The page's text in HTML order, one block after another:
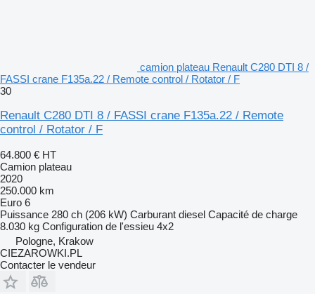
camion plateau Renault C280 DTI 8 /
FASSI crane F135a.22 / Remote control / Rotator / F
30
Renault C280 DTI 8 / FASSI crane F135a.22 / Remote
control / Rotator / F
64.800 € HT
Camion plateau
2020
250.000 km
Euro 6
Puissance 280 ch (206 kW) Carburant diesel Capacité de charge
8.030 kg Configuration de l'essieu 4x2
Pologne, Krakow
CIEZAROWKI.PL
Contacter le vendeur